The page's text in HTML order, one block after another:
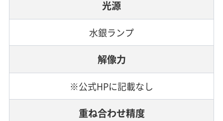
光源
水銀ランプ
解像力
※公式HPに記載なし
重ね合わせ精度